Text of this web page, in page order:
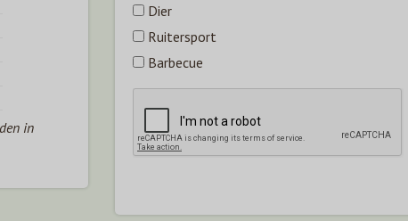
Dier
Ruitersport
Barbecue
in